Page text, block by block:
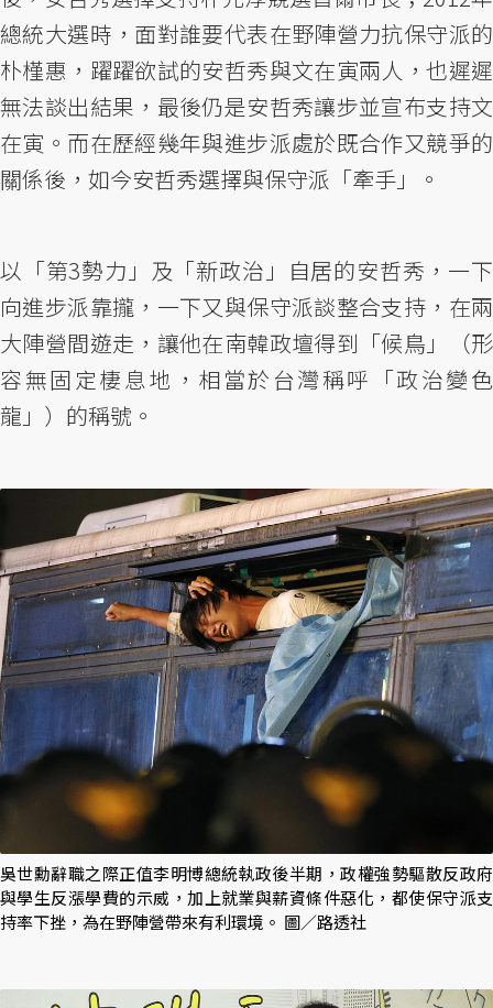
總統大選時，面對誰要代表在野陣營力抗保守派的
朴槿惠，躍躍欲試的安哲秀與文在寅兩人，也遲遲
無法談出結果，最後仍是安哲秀讓步並宣布支持文
在寅。而在歷經幾年與進步派處於既合作又競爭的
關係後，如今安哲秀選擇與保守派「牽手」。
以「第3勢力」及「新政治」自居的安哲秀，一下
向進步派靠攏，一下又與保守派談整合支持，在兩
大陣營間遊走，讓他在南韓政壇得到「候鳥」（形
容無固定棲息地，相當於台灣稱呼「政治變色
龍」）的稱號。
吳世勳辭職之際正值李明博總統執政後半期，政權強勢驅散反政府
與學生反漲學費的示威，加上就業與薪資條件惡化，都使保守派支
持率下挫，為在野陣營帶來有利環境。 圖／路透社